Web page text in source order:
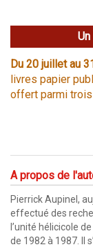
Du 20 juillet au
livres papier
offert parmi
A propos de
Pierrick Aupinel,
effectué des
l’unité hélicicole
de 1982 à 1987. Il